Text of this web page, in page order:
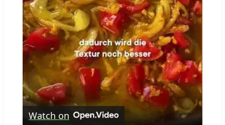
Video
Watch on